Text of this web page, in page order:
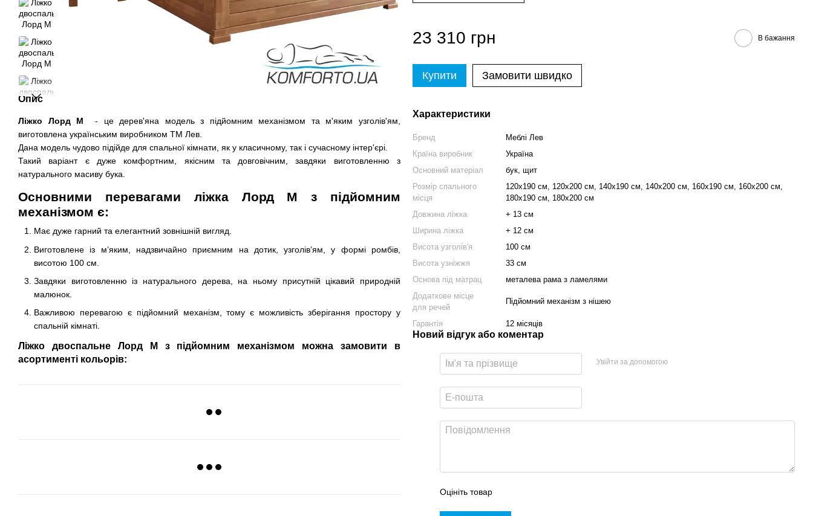
Опис
Ліжко Лорд М - це дерев'яна модель з підйомним механізмом та м'яким узголів'ям,
виготовлена українським виробником ТМ Лев.
Дана модель чудово підійде для спальної кімнати, як у класичному, так і сучасному інтер'єрі.
Такий варіант є дуже комфортним, якісним та довговічним, завдяки виготовленню з
натурального масиву бука.
Основними перевагами ліжка Лорд М з підйомним
механізмом є:
Має дуже гарний та елегантний зовнішній вигляд.
Виготовлене із м’яким, надзвичайно приємним на дотик, узголів’ям, у формі ромбів,
висотою 100 см.
Завдяки виготовленню із натурального дерева, на ньому присутній цікавий природній
малюнок.
Важливою перевагою є підйомний механізм, тому є можливість зберігання простору у
спальній кімнаті.
Ліжко двоспальне Лорд М з підйомним механізмом можна замовити в
асортименті кольорів:
23 310 грн В бажання
Купити Замовити швидко
Характеристики
Бренд
Меблі Лев
Країна виробник
Україна
Основний матеріал
бук, щит
Розмір спального
місця
120х190 см, 120х200 см, 140х190 см, 140х200 см, 160х190 см, 160х200 см,
180х190 см, 180х200 см
Довжина ліжка
+ 13 см
Ширина ліжка
+ 12 см
Висота узголів'я
100 см
Висота узніжжя
33 см
Основа під матрац
металева рама з ламелями
Додаткове місце
для речей
Підйомний механізм з нішею
Гарантія 12 місяців
Новий відгук або коментар
Увійти за допомогою
Оцініть товар